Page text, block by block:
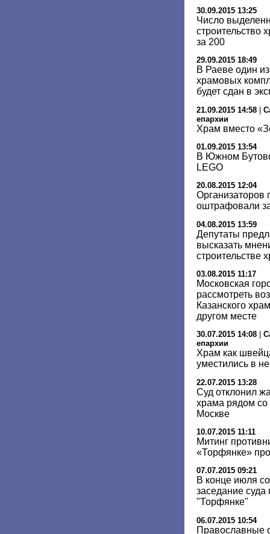
30.09.2015 13:25
Число
строительство
за 200
29.09.2015 18:49
В Раеве один
храмовых
будет сдан в
21.09.2015 14:58 |
епархии
Храм вместо
01.09.2015 13:54
В Южном
LEGO
20.08.2015 12:04
Организаторов
оштрафовали
04.08.2015 13:59
Депутаты
высказать
строительстве
03.08.2015 11:17
Московская
рассмотреть
Казанского
другом месте
30.07.2015 14:08
епархии
Храм как
уместились в
22.07.2015 13:28
Суд отклонил
храма рядом со
Москве
10.07.2015 11:11
Митинг
«Торфянке»
07.07.2015 09:21
В конце июля
заседание
"Торфянке"
06.07.2015 10:54
Православные